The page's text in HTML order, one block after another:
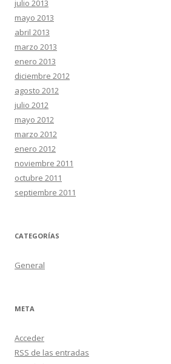
julio 2013
mayo 2013
abril 2013
marzo 2013
enero 2013
diciembre 2012
agosto 2012
julio 2012
mayo 2012
marzo 2012
enero 2012
noviembre 2011
octubre 2011
septiembre 2011
CATEGORÍAS
General
META
Acceder
RSS de las entradas